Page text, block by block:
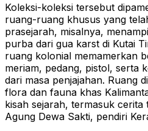
Koleksi-koleksi tersebut
ruang-ruang khusus yang
prasejarah, misalnya,
purba dari gua karst di Kutai
ruang kolonial memamerkan
meriam, pedang, pistol, serta
dari masa penjajahan. Ruang
flora dan fauna khas
kisah sejarah, termasuk cerita
Agung Dewa Sakti, pendiri